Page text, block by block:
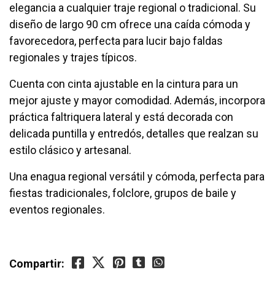
elegancia a cualquier traje regional o tradicional. Su
diseño de largo 90 cm ofrece una caída cómoda y
favorecedora, perfecta para lucir bajo faldas
regionales y trajes típicos.
Cuenta con cinta ajustable en la cintura para un
mejor ajuste y mayor comodidad. Además, incorpora
práctica faltriquera lateral y está decorada con
delicada puntilla y entredós, detalles que realzan su
estilo clásico y artesanal.
Una enagua regional versátil y cómoda, perfecta para
fiestas tradicionales, folclore, grupos de baile y
eventos regionales.
Compartir: